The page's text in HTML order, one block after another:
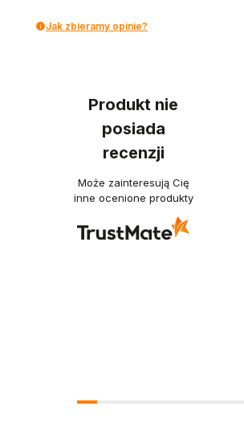
Jak zbieramy opinie?
Produkt nie
posiada
recenzji
Może zainteresują Cię
inne ocenione produkty